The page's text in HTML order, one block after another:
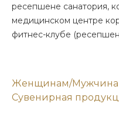
ресепшене санатория,
медицинском центре
фитнес-клубе
Женщинам/
Сувенирная